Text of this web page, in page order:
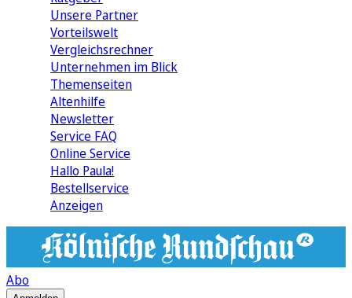
Unsere Partner
Vorteilswelt
Vergleichsrechner
Unternehmen im Blick
Themenseiten
Altenhilfe
Newsletter
Service FAQ
Online Service
Hallo Paula!
Bestellservice
Anzeigen
Abo